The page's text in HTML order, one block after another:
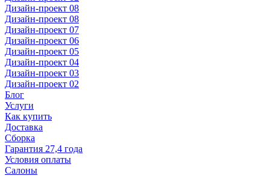
Дизайн-проект 08
Дизайн-проект 08
Дизайн-проект 07
Дизайн-проект 06
Дизайн-проект 05
Дизайн-проект 04
Дизайн-проект 03
Дизайн-проект 02
Блог
Услуги
Как купить
Доставка
Сборка
Гарантия 27,4 года
Условия оплаты
Салоны